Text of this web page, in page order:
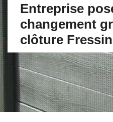
Entreprise
changement
clôture